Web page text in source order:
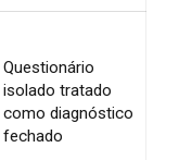
Questionário
isolado tratado
como diagnóstico
fechado